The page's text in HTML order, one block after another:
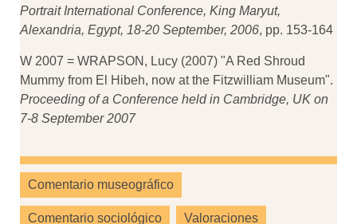
Portrait International Conference, King Maryut,
Alexandria, Egypt, 18-20 September, 2006, pp. 153-164
W 2007 = WRAPSON, Lucy (2007) "A Red Shroud
Mummy from El Hibeh, now at the Fitzwilliam Museum".
Proceeding of a Conference held in Cambridge, UK on
7-8 September 2007
Comentario museográfico
Comentario sociológico Valoraciones